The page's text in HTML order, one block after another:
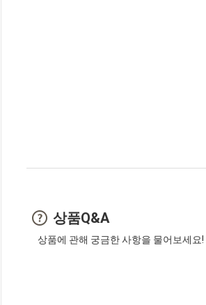
상품Q&A
상품에 관해 궁금한 사항을 물어보세요!